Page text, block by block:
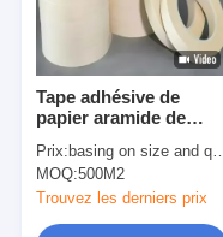
Tape adhésive de
papier aramide de
classe H pour
l'isolation
Prix: basing on size and quantity
MOQ:500M2
Trouvez les derniers prix